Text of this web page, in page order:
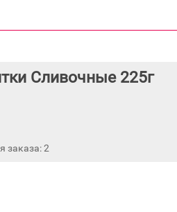
Сливочные 225г
заказа: 2